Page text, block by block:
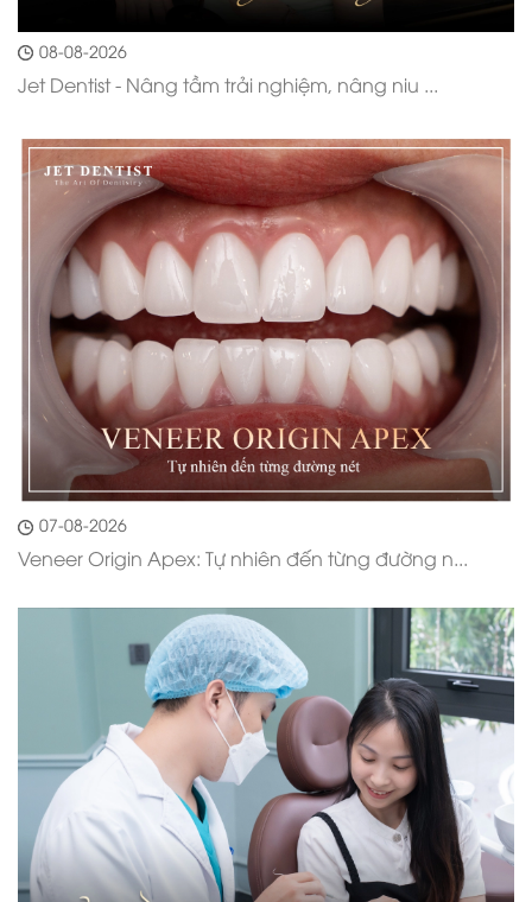
08-08-2026
Jet Dentist - Nâng tầm trải nghiệm, nâng niu ...
07-08-2026
Veneer Origin Apex: Tự nhiên đến từng đường n...